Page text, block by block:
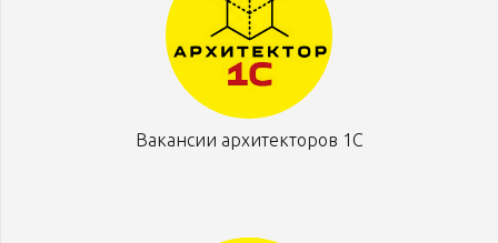
Вакансии архитекторов 1С